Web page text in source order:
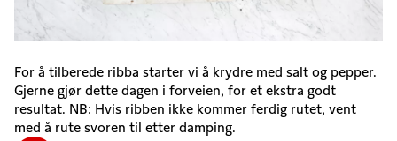
For å tilberede ribba starter vi å krydre med salt og pepper.
Gjerne gjør dette dagen i forveien, for et ekstra godt
resultat. NB: Hvis ribben ikke kommer ferdig rutet, vent
med å rute svoren til etter damping.